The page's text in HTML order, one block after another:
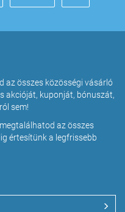
az összes közösségi vásárló
akcióját, kuponját, bónuszát,
sem!
az összes
értesítünk a legfrissebb